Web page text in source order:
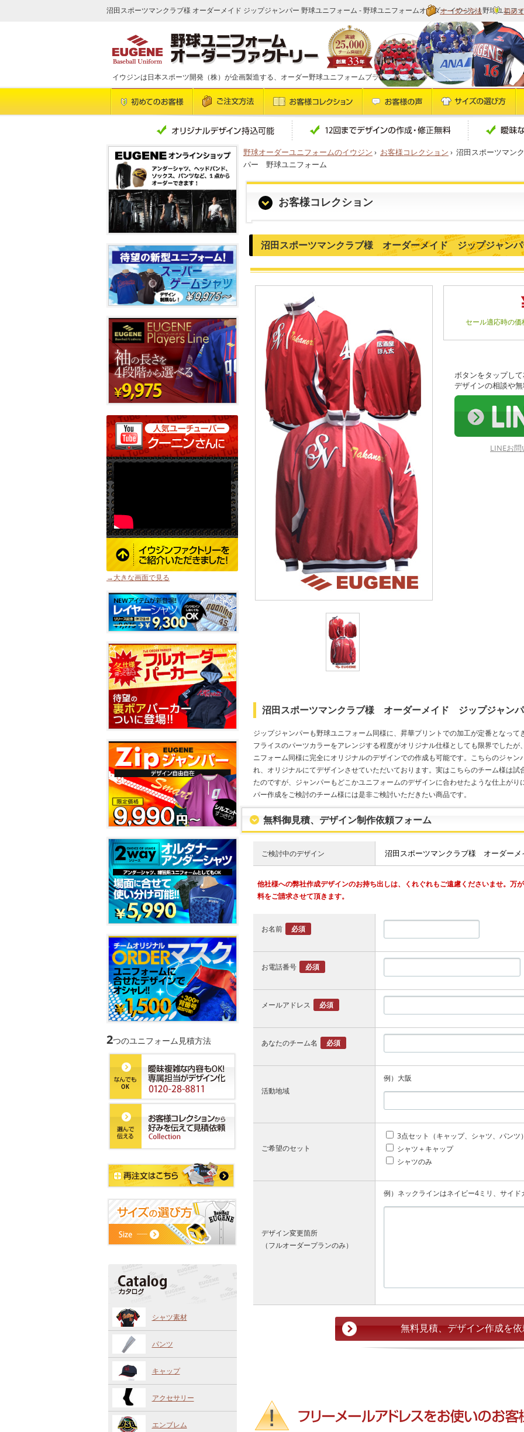
沼田スポーツマンクラブ様 オーダーメイド ジップジャンパー 野球ユニフォーム - 野球ユニフォームオーダー イウジン | 野球ユニフ
初め
オーダー方法
イウジンは日本スポーツ開発（株）が企画製造する、オーダー野球ユニフォームブランドです
野球オーダーユニフォームのイウジン › お客様コレクション › 沼田スポーツマン
パー 野球ユニフォーム
お客様コレクション
沼田スポーツマンクラブ様 オーダーメイド ジップジャン
セール適応時の価
ボタンをタップし
デザインの相談や無
LINEお
沼田スポーツマンクラブ様 オーダーメイド ジップジャン
ジップジャンパーも野球ユニフォーム同様に、昇華プリントでの加工が定番となって
フライスのパーツカラーをアレンジする程度がオリジナル仕様としても限界でした
ニフォーム同様に完全にオリジナルのデザインでの作成も可能です。こちらのジャ
れ、オリジナルにてデザインさせていただいております。実はこちらのチーム様は
たのですが、ジャンパーもどこかユニフォームのデザインに合わせたような仕上が
パー作成をご検討のチーム様には是非ご検討いただきたい商品です。
無料御見積、デザイン制作依頼フォーム
ご検討中のデザイン
他社様への弊社作成デザインのお持ち出しは、くれぐれもご遠慮くださいませ。万
料をご請求させて頂きます。
お名前 必須
お電話番号 必須
メールアドレス 必須
あなたのチーム名 必須
活動地域
例）大阪
ご希望のセット
3点セット（キャップ、シャツ、パンツ）
シャツ＋キャップ
シャツのみ
デザイン変更箇所
（フルオーダープランのみ）
例）ネックラインはネイビー4ミリ、サイ
→大きな画面で見る
2つのユニフォーム見積方法
シャツ素材
パンツ
キャップ
アクセサリー
エンブレム